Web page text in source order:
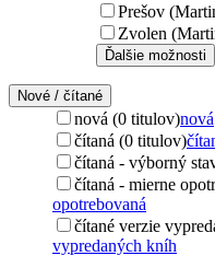
Prešov
Zvolen
Ďalšie možnosti
Nové / čítané
nová (0 titulov)nová
čítaná (0 titulov)
čítaná - výborný
čítaná - mierne
opotrebovaná
čítané verzie
vypredaných kníh